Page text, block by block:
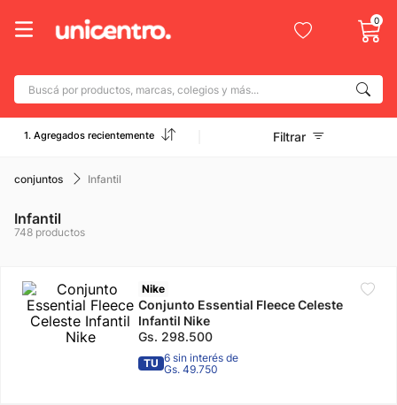
0
Buscá por productos, marcas, colegios y más...
Términos más buscados
1
2. champion
4. caterpillar
6. mochila
7. nike
1. Agregados recientemente Filtrar
conjuntos Infantil
Infantil
748 productos
Nike
Conjunto Essential Fleece Celeste
Infantil Nike
Gs. 298.500
TU 6 sin interés de
Gs. 49.750